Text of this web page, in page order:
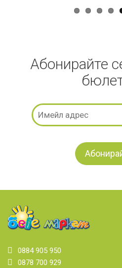
Абонирайте
0884 905 950
0878 700 929